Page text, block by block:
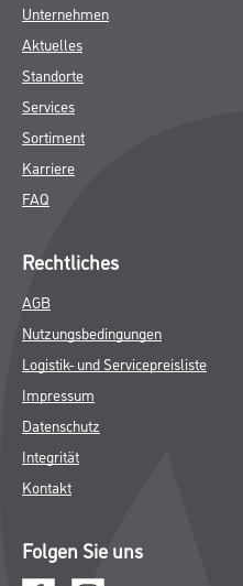
Unternehmen
Aktuelles
Standorte
Services
Sortiment
Karriere
FAQ
Rechtliches
AGB
Nutzungsbedingungen
Logistik- und Servicepreisliste
Impressum
Datenschutz
Integrität
Kontakt
Folgen Sie uns